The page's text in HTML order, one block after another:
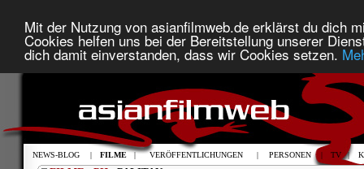
Mit der Nutzung von asianfilmweb.de erklärst du dich
Cookies helfen uns bei der Bereitstellung unserer
dich damit einverstanden, dass wir Cookies setzen.
NEWS-BLOG | FILME | VERÖFFENTLICHUNGEN | PERSONEN | TV |